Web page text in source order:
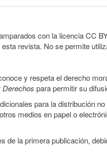
con la licencia CC
revista. No se permite
y respeta el derecho
para permitir su
para la distribución
medios en papel o
la primera publicación,